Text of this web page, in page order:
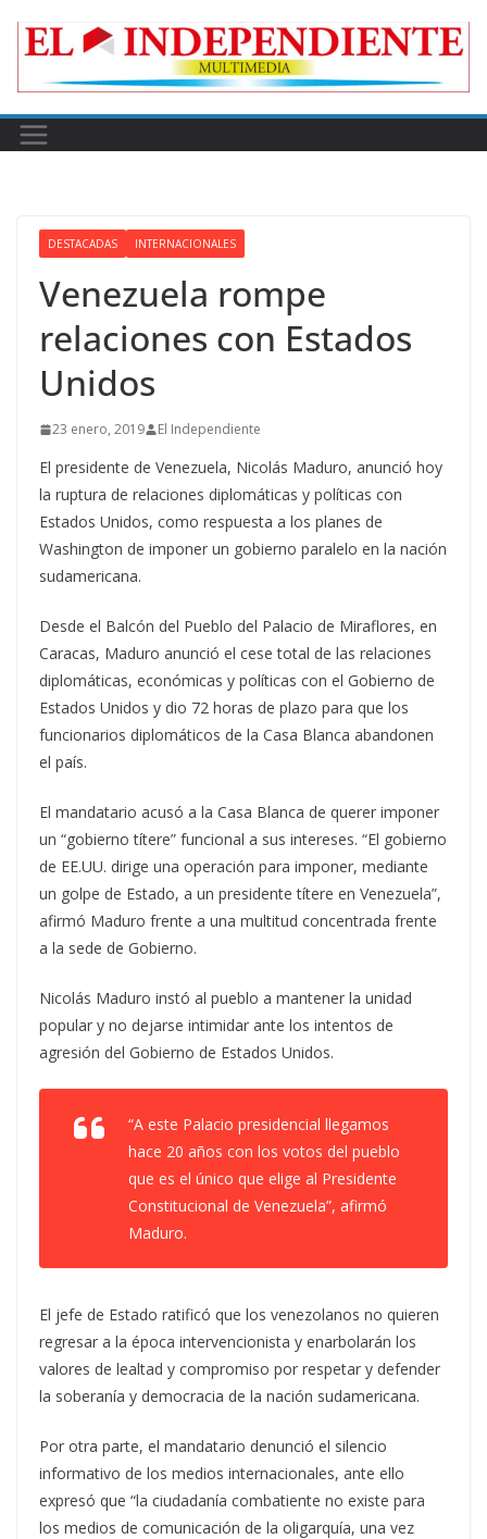
DESTACADAS INTERNACIONALES
Venezuela rompe
relaciones con Estados
Unidos
23 enero, 2019 El Independiente
El presidente de Venezuela, Nicolás Maduro, anunció hoy
la ruptura de relaciones diplomáticas y políticas con
Estados Unidos, como respuesta a los planes de
Washington de imponer un gobierno paralelo en la nación
sudamericana.
Desde el Balcón del Pueblo del Palacio de Miraflores, en
Caracas, Maduro anunció el cese total de las relaciones
diplomáticas, económicas y políticas con el Gobierno de
Estados Unidos y dio 72 horas de plazo para que los
funcionarios diplomáticos de la Casa Blanca abandonen
el país.
El mandatario acusó a la Casa Blanca de querer imponer
un “gobierno títere” funcional a sus intereses. “El gobierno
de EE.UU. dirige una operación para imponer, mediante
un golpe de Estado, a un presidente títere en Venezuela”,
afirmó Maduro frente a una multitud concentrada frente
a la sede de Gobierno.
Nicolás Maduro instó al pueblo a mantener la unidad
popular y no dejarse intimidar ante los intentos de
agresión del Gobierno de Estados Unidos.
“A este Palacio presidencial llegamos
hace 20 años con los votos del pueblo
que es el único que elige al Presidente
Constitucional de Venezuela”, afirmó
Maduro.
El jefe de Estado ratificó que los venezolanos no quieren
regresar a la época intervencionista y enarbolarán los
valores de lealtad y compromiso por respetar y defender
la soberanía y democracia de la nación sudamericana.
Por otra parte, el mandatario denunció el silencio
informativo de los medios internacionales, ante ello
expresó que “la ciudadanía combatiente no existe para
los medios de comunicación de la oligarquía, una vez